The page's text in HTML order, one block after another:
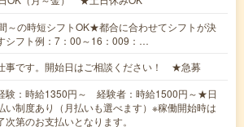
～の時短シフトOK★都合に合わせてシフトが決
シフト例：7：00～16：009：…
事です。開始日はご相談ください！ ★急募
験：時給1350円～ 経験者：時給1500円～★日
い制度あり（月払いも選べます）※稼働開始時は
次第のお支払いとなります。